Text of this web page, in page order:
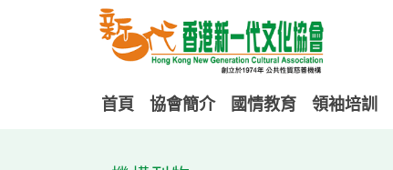
首頁 協會簡介 國情教育 領袖培訓